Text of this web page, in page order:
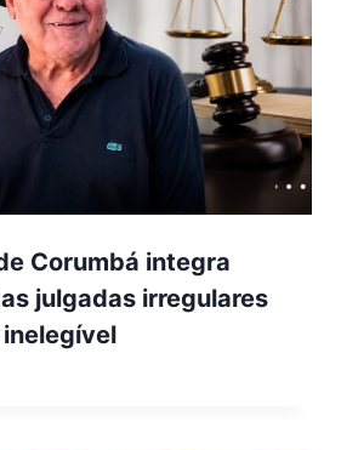
Corumbá integra
julgadas irregulares